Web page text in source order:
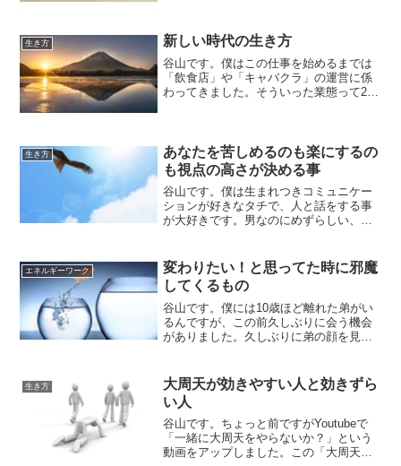
べて格段に多くなりました...
生き方 新しい時代の生き方
谷山です。僕はこの仕事を始めるまでは
「飲食店」や「キャバクラ」の運営に係
わってきました。そういった業態って20
て、「業界全体」に言...
生き方
あなたを苦しめるのも楽にするの
も視点の高さが決める事
谷山です。僕は生まれつきコミュニケー
ションが好きなタチで、人と話をする事
が大好きです。男なのにめずらしい、と
きこそ物の上手なれ」じゃないですけ
ど、色々な人とコミュニケー...
エネルギーワーク
変わりたい！と思ってた時に邪魔
してくるもの
谷山です。僕には10歳ほど離れた弟がい
るんですが、この前久しぶりに会う機会
がありました。久しぶりに弟の顔を見た
その違和感の正体に氣付きました。久し
ぶりに見る弟は・・・・...
生き方
大周天が効きやすい人と効きずら
い人
谷山です。ちょっと前ですがYoutubeで
「一緒に大周天をやらないか？」という
動画をアップしました。この「大周天」